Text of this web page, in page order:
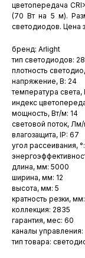
цветопередача
(70 Вт на 5 м).
светодиодов. Цена
бренд: Arlight
тип светодиодов:
плотность
напряжение, В: 24
температура света,
индекс
мощность, Вт/м: 14
световой поток, Лм/
влагозащита, IP: 67
угол рассеивания,
длина, мм: 5000
ширина, мм: 12
высота, мм: 5
кратность резки,
коллекция: 2835
гарантия, мес: 60
каналы управления:
тип товара: